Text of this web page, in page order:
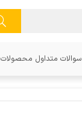
سوالات متداول محصولات